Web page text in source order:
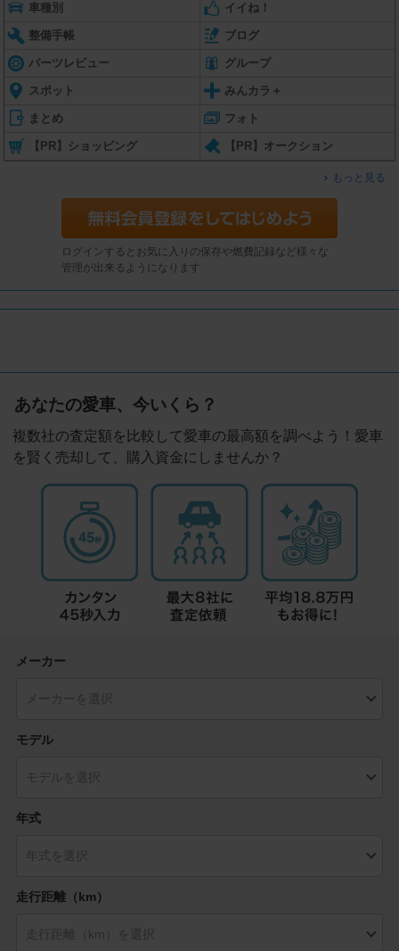
車種別 イイね！
整備手帳 ブログ
パーツレビュー グループ
スポット みんカラ＋
まとめ フォト
【PR】ショッピング 【PR】オークション
もっと見る
ログインするとお気に入りの保存や燃費記録など様々な
管理が出来るようになります
あなたの愛車、今いくら？
複数社の査定額を比較して愛車の最高額を調べよう！愛車
を賢く売却して、購入資金にしませんか？
メーカー
モデル
年式
走行距離（km）